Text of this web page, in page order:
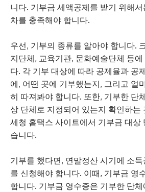
니다. 기부금 세액공제를 받기 위해
차를 충족해야 합니다.
우선, 기부의 종류를 알아야 합니다.
지단체, 교육기관, 문화예술단체 등
다. 각 기부 대상에 따라 공제율과 공
에, 어떤 곳에 기부했는지, 그리고 얼
히 따져봐야 합니다. 또한, 기부한 단
상 단체로 지정되어 있는지 확인하는
세청 홈택스 사이트에서 기부금 대상
습니다.
기부를 했다면, 연말정산 시기에 소
를 신청해야 합니다. 이때, 기부금 영
합니다. 기부금 영수증은 기부한 단